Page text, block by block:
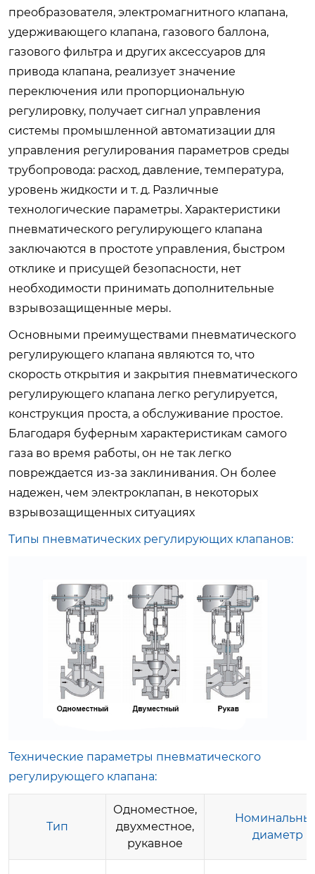
преобразователя, электромагнитного клапана,
удерживающего клапана, газового баллона,
газового фильтра и других аксессуаров для
привода клапана, реализует значение
переключения или пропорциональную
регулировку, получает сигнал управления
системы промышленной автоматизации для
управления регулирования параметров среды
трубопровода: расход, давление, температура,
уровень жидкости и т. д. Различные
технологические параметры. Характеристики
пневматического регулирующего клапана
заключаются в простоте управления, быстром
отклике и присущей безопасности, нет
необходимости принимать дополнительные
взрывозащищенные меры.
Основными преимуществами пневматического
регулирующего клапана являются то, что
скорость открытия и закрытия пневматического
регулирующего клапана легко регулируется,
конструкция проста, а обслуживание простое.
Благодаря буферным характеристикам самого
газа во время работы, он не так легко
повреждается из-за заклинивания. Он более
надежен, чем электроклапан, в некоторых
взрывозащищенных ситуациях
Типы пневматических регулирующих клапанов:
Технические параметры пневматического
регулирующего клапана:
Тип
Одноместное,
двухместное,
рукавное
диаметр